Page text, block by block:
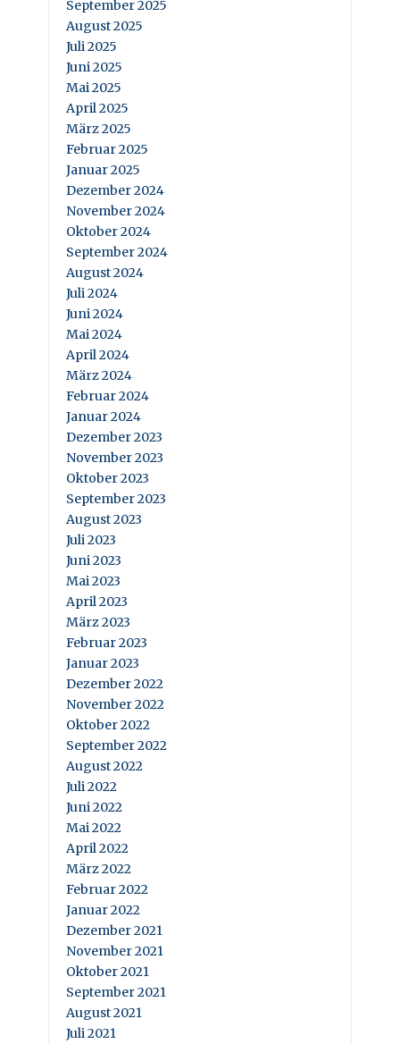
September 2025
August 2025
Juli 2025
Juni 2025
Mai 2025
April 2025
März 2025
Februar 2025
Januar 2025
Dezember 2024
November 2024
Oktober 2024
September 2024
August 2024
Juli 2024
Juni 2024
Mai 2024
April 2024
März 2024
Februar 2024
Januar 2024
Dezember 2023
November 2023
Oktober 2023
September 2023
August 2023
Juli 2023
Juni 2023
Mai 2023
April 2023
März 2023
Februar 2023
Januar 2023
Dezember 2022
November 2022
Oktober 2022
September 2022
August 2022
Juli 2022
Juni 2022
Mai 2022
April 2022
März 2022
Februar 2022
Januar 2022
Dezember 2021
November 2021
Oktober 2021
September 2021
August 2021
Juli 2021